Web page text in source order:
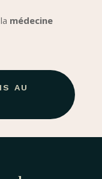
médecine
AU